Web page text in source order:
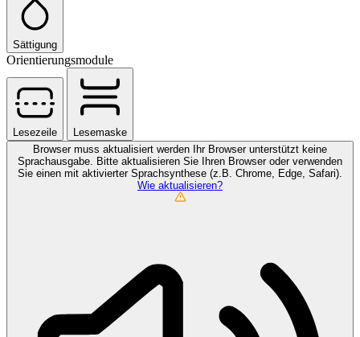
Sättigung
Orientierungsmodule
Lesezeile
Lesemaske
Browser muss aktualisiert werden
Ihr Browser unterstützt keine
Sprachausgabe. Bitte aktualisieren Sie Ihren Browser oder verwenden
Sie einen mit aktivierter Sprachsynthese (z.B. Chrome, Edge, Safari).
Wie aktualisieren?